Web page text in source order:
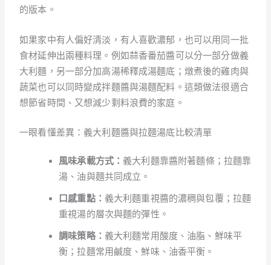
的版本。
如果家中有人偏好清淡，有人喜歡濃郁，也可以用同一批
食材延伸出兩種料理。例如蒜香番茄醬可以分一部分做義
大利麵，另一部分加高湯稀釋成湯麵底；燉煮後的雞肉與
蔬菜也可以同時變成拌麵醬與湯麵配料。這類做法很適合
想節省時間、又想減少剩料浪費的家庭。
一眼看懂差異：義大利麵醬與拉麵湯底比較清單
風味承載方式： 義大利麵靠醬附著麵條；拉麵靠
湯、油與麵共同成立。
口感重點： 義大利麵重視醬的濃稠與包覆；拉麵
重視湯的層次與麵的彈性。
調味策略： 義大利麵常用酸度、油脂、鮮味平
衡；拉麵常用鹹度、鮮味、油香平衡。